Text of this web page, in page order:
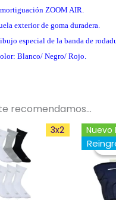
ZOOM AIR.
exterior de goma duradera.
especial de la banda de
Blanco/ Negro/ Rojo.
recomendamos…
3x2 Nuevo